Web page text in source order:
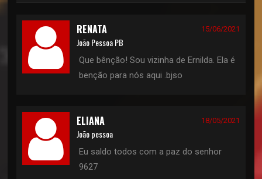
RENATA 15/06/2021
João Pessoa PB
Que bênção! Sou vizinha de Ernilda. Ela é
benção para nós aqui .bjso
ELIANA 18/05/2021
João pessoa
Eu saldo todos com a paz do senhor
9627